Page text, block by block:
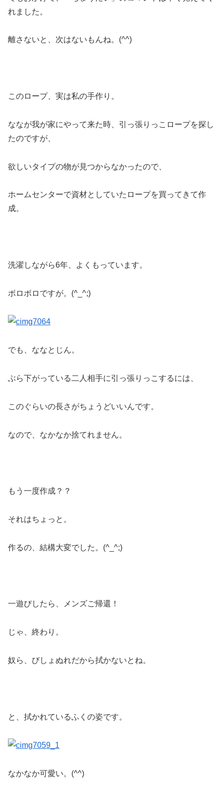
れました。
離さないと、次はないもんね。(^^)
このロープ、実は私の手作り。
ななが我が家にやって来た時、引っ張りっこロープを探し
たのですが、
欲しいタイプの物が見つからなかったので、
ホームセンターで資材としていたロープを買ってきて作
成。
洗濯しながら6年、よくもっています。
ボロボロですが。(^_^;)
でも、ななとじん。
ぶら下がっている二人相手に引っ張りっこするには、
このぐらいの長さがちょうどいいんです。
なので、なかなか捨てれません。
もう一度作成？？
それはちょっと。
作るの、結構大変でした。(^_^;)
一遊びしたら、メンズご帰還！
じゃ、終わり。
奴ら、びしょぬれだから拭かないとね。
と、拭かれているふくの姿です。
なかなか可愛い。(^^)